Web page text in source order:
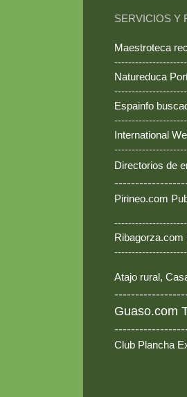
SERVICIOS Y
Maestroteca
Natureduca
Espainfo
International
Directorios de
Pirineo.com
Ribagorza.com
Atajo rural,
Guaso.com
Club Plancha